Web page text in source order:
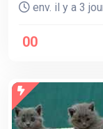
env. il y a 3
00